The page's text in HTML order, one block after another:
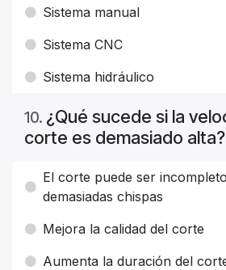
Sistema manual
Sistema CNC
Sistema hidráulico
10. ¿Qué sucede si la
corte es demasiado alta?
El corte puede ser
demasiadas chispas
Mejora la calidad del corte
Aumenta la duración del